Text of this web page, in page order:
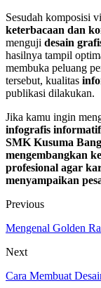
Sesudah komposisi
keterbacaan dan
menguji desain
hasilnya tampil
membuka peluang
tersebut, kualitas
publikasi dilakukan.
Jika kamu ingin
infografis informatif
SMK Kusuma
mengembangkan
profesional agar
menyampaikan
Previous
Mengenal Golden
Next
Cara Membuat